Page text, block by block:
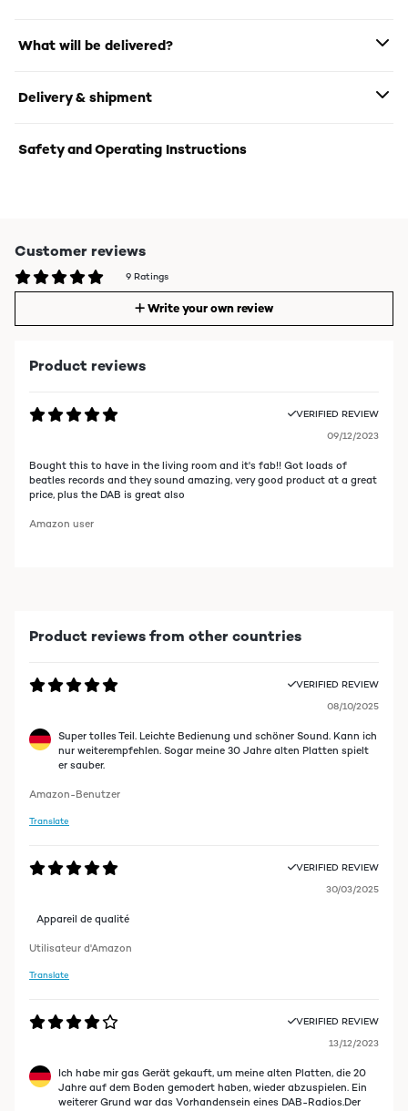
What will be delivered?
Delivery & shipment
Safety and Operating Instructions
Customer reviews
9 Ratings
Write your own review
Product reviews
VERIFIED REVIEW
09/12/2023
Bought this to have in the living room and it's fab!! Got loads of
beatles records and they sound amazing, very good product at a great
price, plus the DAB is great also
Amazon user
Product reviews from other countries
VERIFIED REVIEW
08/10/2025
Super tolles Teil. Leichte Bedienung und schöner Sound. Kann ich
nur weiterempfehlen. Sogar meine 30 Jahre alten Platten spielt
er sauber.
Amazon-Benutzer
Translate
VERIFIED REVIEW
30/03/2025
Appareil de qualité
Utilisateur d'Amazon
Translate
VERIFIED REVIEW
13/12/2023
Ich habe mir gas Gerät gekauft, um meine alten Platten, die 20
Jahre auf dem Boden gemodert haben, wieder abzuspielen. Ein
weiterer Grund war das Vorhandensein eines DAB-Radios.Der